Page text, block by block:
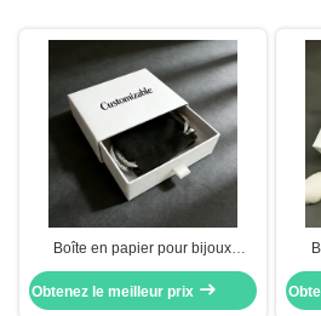
Boîte en papier pour bijoux
conçue pour bagues, colliers,
boucles d'oreilles avec fentes
Obtenez le meilleur prix